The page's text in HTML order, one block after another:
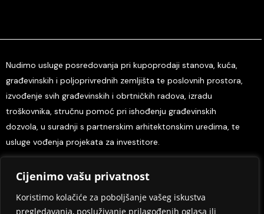
Cijenimo vašu privatnost
Koristimo kolačiće za poboljšanje vašeg iskustva
pregledavanja, posluživanje prilagođenih oglasa ili
Nudimo usluge posredovanja pri kupoprodaji stanova, kuća,
građevinskih i poljoprivrednih zemljišta te poslovnih prostora,
izvođenje svih građevinskih i obrtničkih radova, izradu
troškovnika, stručnu pomoć pri ishođenju građevinskih
dozvola, u suradnji s partnerskim arhitektonskim uredima, te
usluge vođenja projekata za investitore.
Home O nama Kontaktirajte nas
Odredbe i uvjeti
Pravila privatnosti